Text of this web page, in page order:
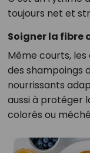
toujours net et
Soigner la fibre
Même courts, les
des shampoings
nourrissants
aussi à protéger
colorés ou